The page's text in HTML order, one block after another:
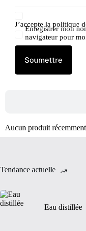
J’accepte la politique
Enregistrer mon
navigateur pour
Soumettre
Aucun produit
Tendance actuelle
Eau distillée